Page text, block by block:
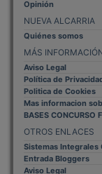
NUEVA ALCARRIA
Quiénes somos
MÁS INFORMACIÓN
Aviso Legal
Política de Privacidad
Politica de Cookies
Mas informacion
BASES CONCURSO
Sistemas Integrales
Entrada Bloggers
Aviso Legal